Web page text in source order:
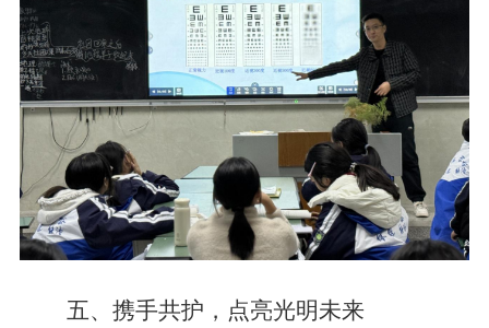
五、携手共护，点亮光明未来